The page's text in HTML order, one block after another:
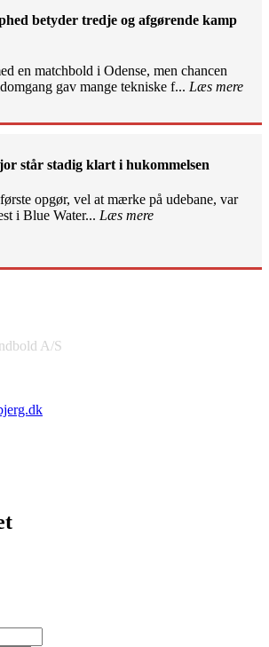
betyder tredje og afgørende kamp
en matchbold i Odense, men chancen
gav mange tekniske f... Læs mere
står stadig klart i hukommelsen
opgør, vel at mærke på udebane, var
i Blue Water... Læs mere
A/S